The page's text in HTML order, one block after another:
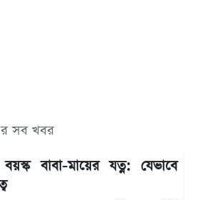
এর সব খবর
বাবা-মায়ের যত্ন: যেভাবে